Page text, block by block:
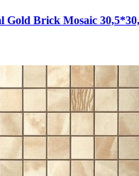
Gold Brick Mosaic